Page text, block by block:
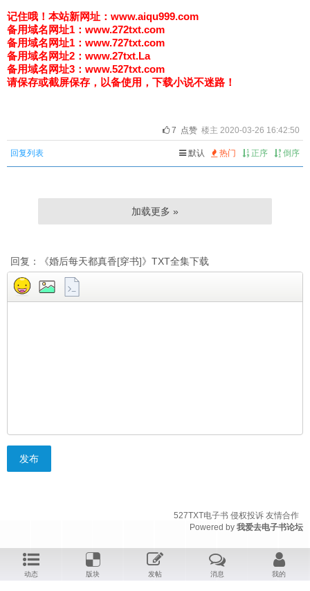
动态 版块 发帖 消息 我的
记住哦！ 本站新网址：www.aiqu999.com
备用域名网址1： www.272txt.com
备用域名网址1： www.727txt.com
备用域名网址2： www.27txt.La
备用域名网址3： www.527txt.com
请保存或截屏保存，以备使用，下载小说不迷路！
7 点赞 楼主 2020-03-26 16:42:50
回复列表 默认 热门 正序 倒序
加载更多 »
回复：《婚后每天都真香[穿书]》TXT全集下载
发布
527TXT电子书 侵权投诉 友情合作
Powered by 我爱去电子书论坛